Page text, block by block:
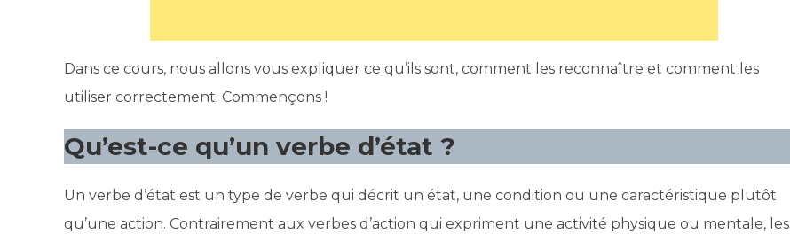
Dans ce cours, nous allons vous expliquer ce qu’ils sont, comment les reconnaître et comment les
utiliser correctement. Commençons !
Qu’est-ce qu’un verbe d’état ?
Un verbe d’état est un type de verbe qui décrit un état, une condition ou une caractéristique plutôt
qu’une action. Contrairement aux verbes d’action qui expriment une activité physique ou mentale, les